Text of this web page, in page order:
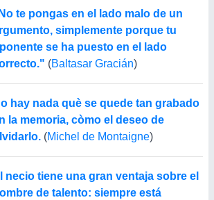
te pongas en el lado malo de un
simplemente porque tu
se ha puesto en el lado
(Baltasar Gracián)
hay nada què se quede tan grabado
la memoria, còmo el deseo de
(Michel de Montaigne)
necio tiene una gran ventaja sobre el
de talento: siempre está